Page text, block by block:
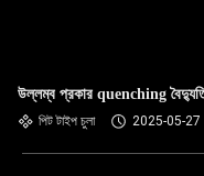
উল্লম্ব প্রকার quenching
পিট টাইপ চুলা 2025-05-27